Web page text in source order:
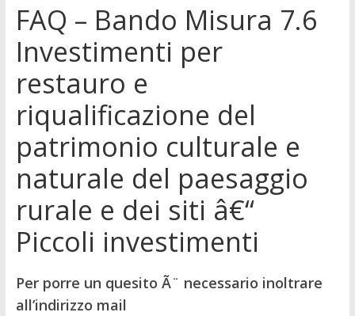
FAQ – Bando Misura 7.6
Investimenti per
restauro e
riqualificazione del
patrimonio culturale e
naturale del paesaggio
rurale e dei siti â€“
Piccoli investimenti
Per porre un quesito Ã¨ necessario inoltrare
all’indirizzo mail